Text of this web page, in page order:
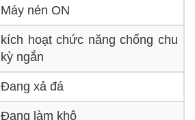
Máy nén ON
kích hoạt chức năng chống chu
kỳ ngắn
Đang xả đá
Đang làm khô